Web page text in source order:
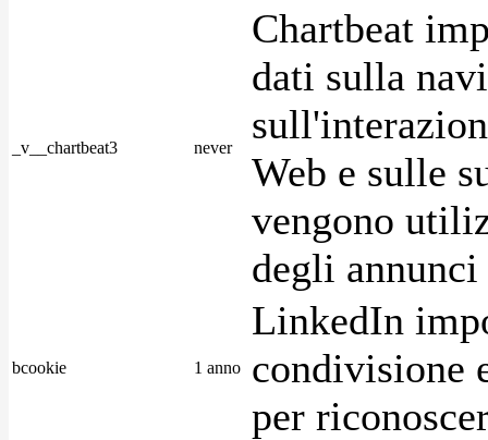
_v__chartbeat3 never
Chartbeat
dati sulla
Web e sulle
vengono
degli
bcookie 1 anno
LinkedIn
condivisione
per